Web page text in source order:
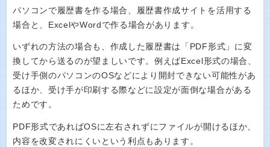
パソコンで履歴書を作る場合、履歴書作成サイトを活用する
場合と、ExcelやWordで作る場合があります。
いずれの方法の場合も、作成した履歴書は「PDF形式」に変
換してから送るのが望ましいです。例えばExcel形式の場合、
受け手側のパソコンのOSなどにより開封できない可能性があ
るほか、受け手が印刷する際などに設定が面倒な場合がある
ためです。
PDF形式であればOSに左右されずにファイルが開けるほか、
内容を改変されにくいという利点もあります。